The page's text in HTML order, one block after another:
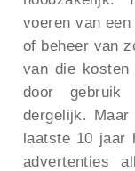
voeren van
of beheer van
van die
door gebruik
dergelijk.
laatste 10 jaar
advertenties